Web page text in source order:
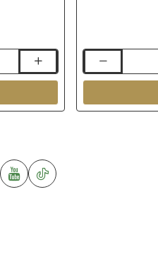
SERIE
Carbon